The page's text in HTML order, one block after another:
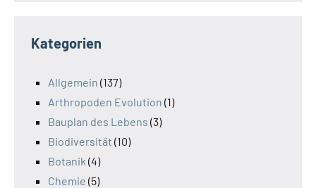
Kategorien
Allgemein (137)
Arthropoden Evolution (1)
Bauplan des Lebens (3)
Biodiversität (10)
Botanik (4)
Chemie (5)